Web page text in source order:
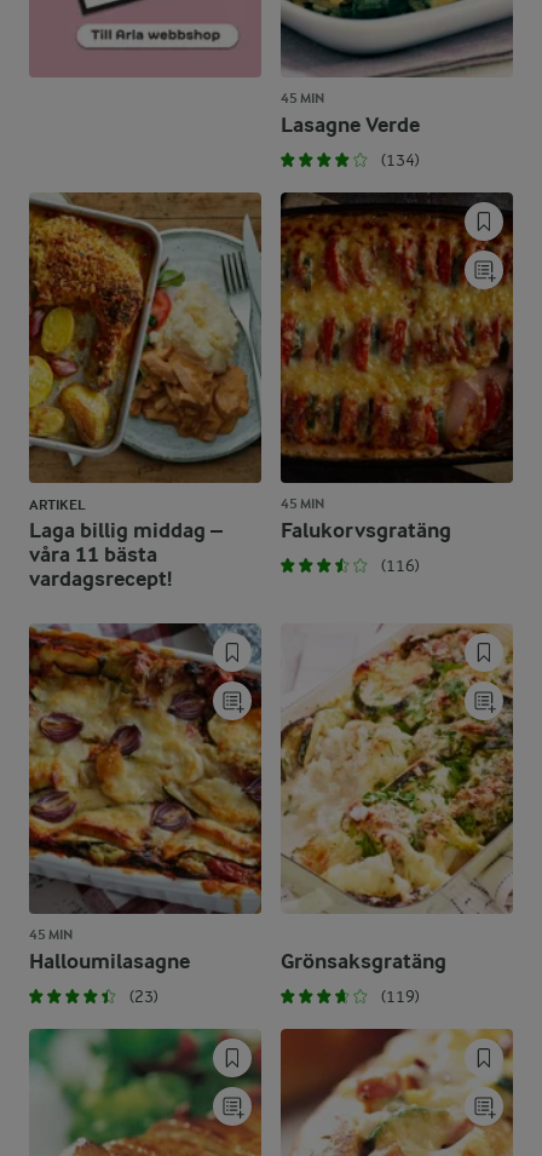
45 MIN
Lasagne Verde
(134)
ARTIKEL
Laga billig middag –
våra 11 bästa
vardagsrecept!
45 MIN
Falukorvsgratäng
(116)
45 MIN
Halloumilasagne
(23)
Grönsaksgratäng
(119)